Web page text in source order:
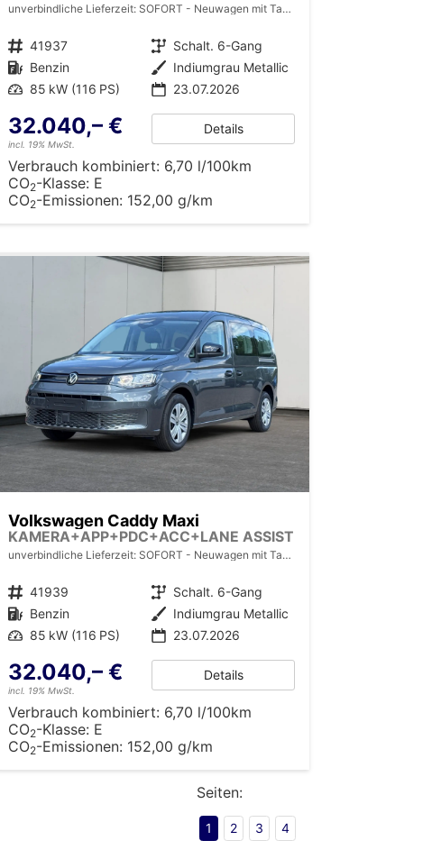
unverbindliche Lieferzeit: SOFORT Neuwagen mit Tageszulassung
Fahrzeugnr. 41937 Getriebe Schalt. 6-Gang
Kraftstoff Benzin Außenfarbe Indiumgrau Metallic
Leistung 85 kW (116 PS) 23.07.2026
32.040,– €
incl. 19% MwSt.
Details
Verbrauch kombiniert: 6,70 l/100km
CO2-Klasse: E
CO2-Emissionen: 152,00 g/km
Volkswagen Caddy Maxi
KAMERA+APP+PDC+ACC+LANE ASSIST
unverbindliche Lieferzeit: SOFORT Neuwagen mit Tageszulassung
Fahrzeugnr. 41939 Getriebe Schalt. 6-Gang
Kraftstoff Benzin Außenfarbe Indiumgrau Metallic
Leistung 85 kW (116 PS) 23.07.2026
32.040,– €
incl. 19% MwSt.
Details
Verbrauch kombiniert: 6,70 l/100km
CO2-Klasse: E
CO2-Emissionen: 152,00 g/km
Seiten:
1 2 3 4